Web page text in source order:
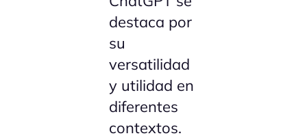
destaca por
su
versatilidad
y utilidad en
diferentes
contextos.